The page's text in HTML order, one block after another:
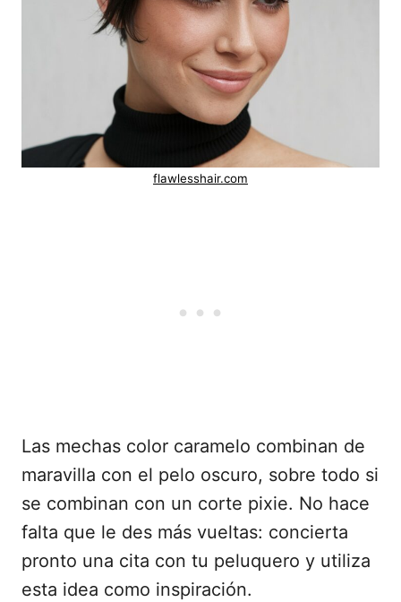
flawlesshair.com
Las mechas color caramelo combinan de
maravilla con el pelo oscuro, sobre todo si
se combinan con un corte pixie. No hace
falta que le des más vueltas: concierta
pronto una cita con tu peluquero y utiliza
esta idea como inspiración.